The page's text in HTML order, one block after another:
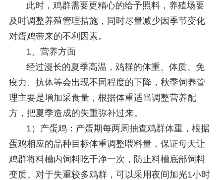
此时，鸡群需要更精心的给予照料，养殖场要
及时调整养殖管理措施，同时尽量减少因季节变化
对蛋鸡带来的不利因素。
1、营养方面
经过漫长的夏季高温，鸡群的体重、体质、免
疫力、抗体等会出现不同程度的下降，秋季饲养管
理主要是增加采食量，根据体重适当调整营养配
方，把夏季造成的失重弥补过来。
1）产蛋鸡：产蛋期每两周抽查鸡群体重，根据
蛋鸡相应的品种目标体重调整喂料量，保证每天让
鸡群将料槽内饲料吃干净一次，防止料槽底部饲料
变质。对于失重较多鸡群，可以采用夜间加光1小时